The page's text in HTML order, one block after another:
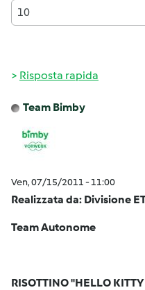
10
Risposta rapida
Team Bimby
Ven, 07/15/2011 - 11:00
Realizzata da: Divisione
Team Autonome
RISOTTINO "HELLO